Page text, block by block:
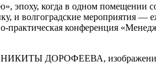
эпоху, когда в одном помещении
и волгоградские мероприятия
практическая конференция